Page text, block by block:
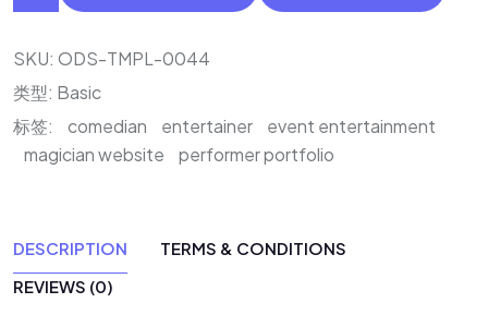
SKU: ODS-TMPL-0044
类型: Basic
标签:
comedian entertainer
event entertainment
magician website
performer portfolio
DESCRIPTION
TERMS & CONDITIONS
REVIEWS (0)